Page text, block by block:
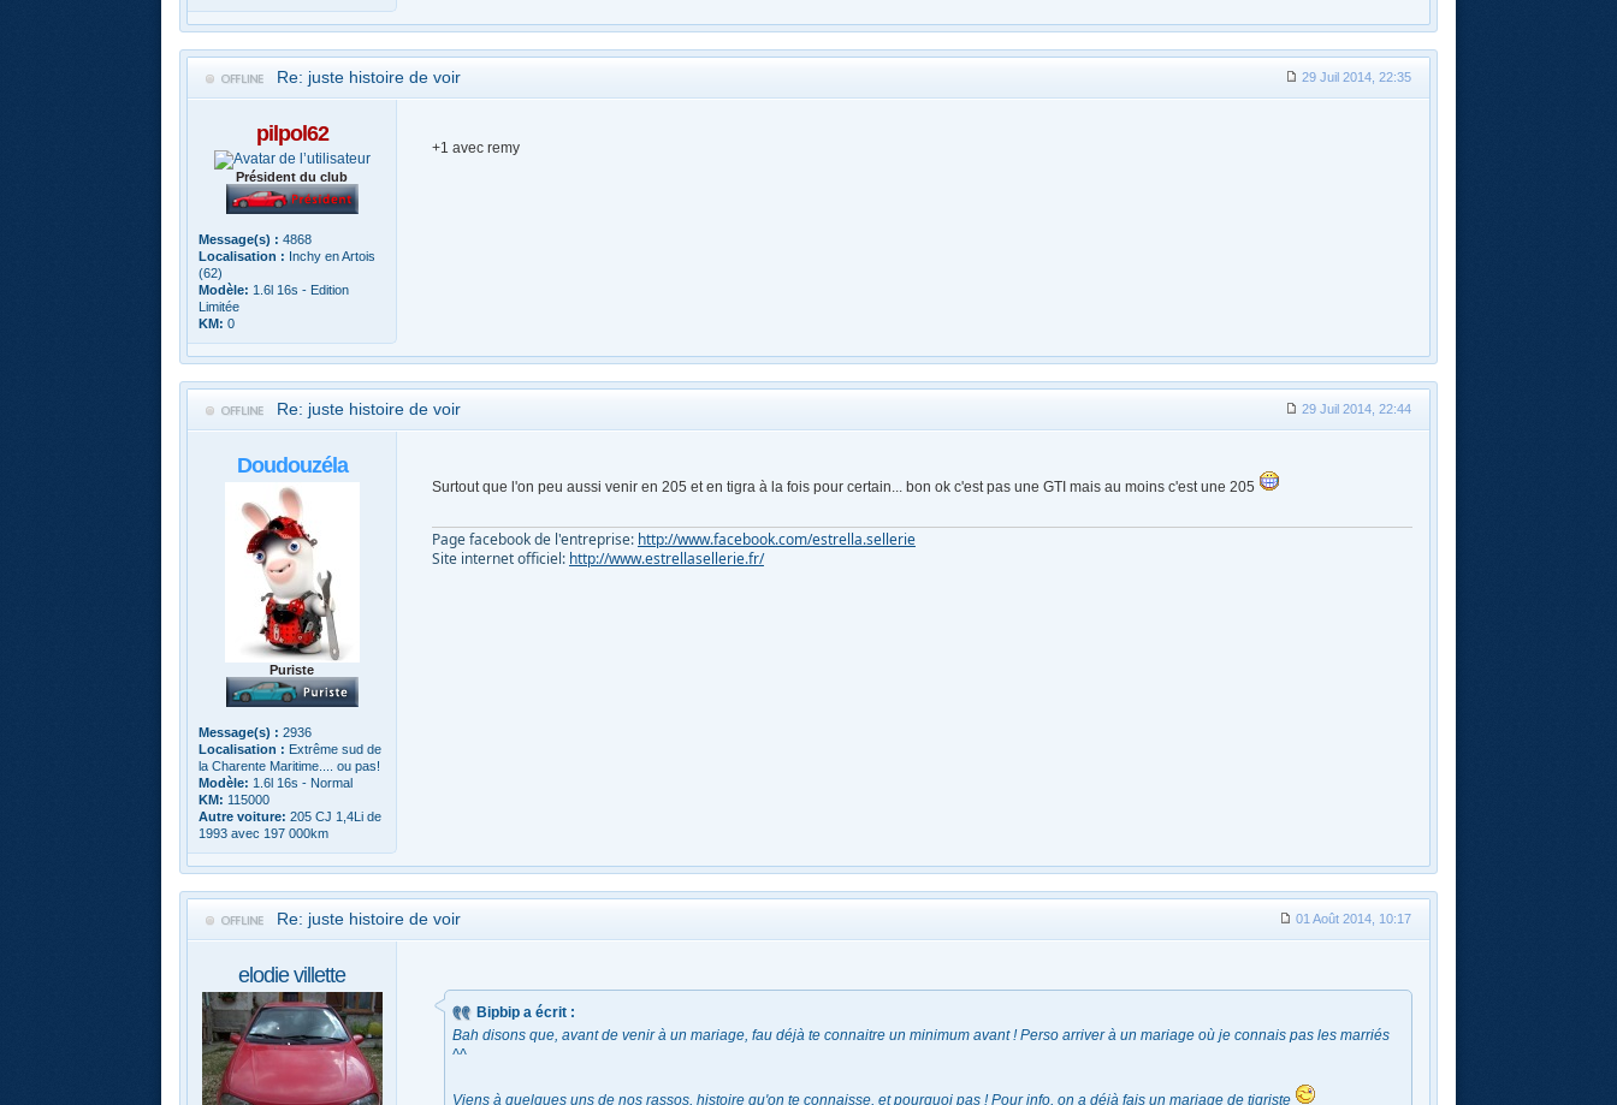
Re: juste histoire de voir 29 Juil 2014, 22:35
pilpol62
Président du club
Message(s) : 4868
Localisation : Inchy en Artois
(62)
Modèle: 1.6l 16s - Edition
Limitée
KM: 0
+1 avec remy
Re: juste histoire de voir 29 Juil 2014, 22:44
Doudouzéla
Puriste
Message(s) : 2936
Localisation : Extrême sud de
la Charente Maritime.... ou pas!
Modèle: 1.6l 16s - Normal
KM: 115000
Autre voiture: 205 CJ 1,4Li de
1993 avec 197 000km
Surtout que l'on peu aussi venir en 205 et en tigra à la fois pour certain... bon ok c'est pas une GTI mais au moins c'est une 205
Page facebook de l'entreprise: http://www.facebook.com/estrella.sellerie
Site internet officiel: http://www.estrellasellerie.fr/
Re: juste histoire de voir 01 Août 2014, 10:17
elodie villette
Bipbip a écrit :
Bah disons que, avant de venir à un mariage, fau déjà te connaitre un minimum avant ! Perso arriver à un mariage où je connais pas les marriés
^^
Viens à quelques uns de nos rassos, histoire qu'on te connaisse, et pourquoi pas ! Pour info, on a déjà fais un mariage de tigriste